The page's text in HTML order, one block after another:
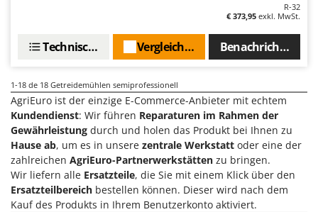
R-32
€ 373,95 exkl. MwSt.
Benachrichtigen
Vergleichen Sie
Technische Daten
1-18 de 18 Getreidemühlen semiprofessionell
AgriEuro ist der einzige E-Commerce-Anbieter mit echtem
Kundendienst: Wir führen Reparaturen im Rahmen der
Gewährleistung durch und holen das Produkt bei Ihnen zu
Hause ab, um es in unsere zentrale Werkstatt oder eine der
zahlreichen AgriEuro-Partnerwerkstätten zu bringen.
Wir liefern alle Ersatzteile, die Sie mit einem Klick über den
Ersatzteilbereich bestellen können. Dieser wird nach dem
Kauf des Produkts in Ihrem Benutzerkonto aktiviert.